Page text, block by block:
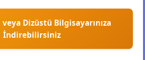
Dizüstü Bilgisayarınıza
İndirebilirsiniz